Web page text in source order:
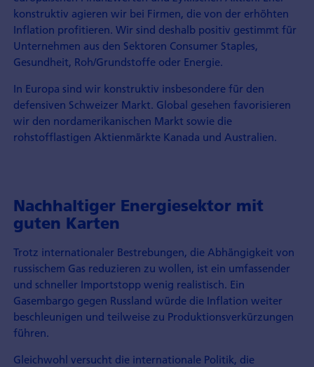
konstruktiv agieren wir bei Firmen, die von der erhöhten
Inflation profitieren. Wir sind deshalb positiv gestimmt für
Unternehmen aus den Sektoren Consumer Staples,
Gesundheit, Roh/Grundstoffe oder Energie.
In Europa sind wir konstruktiv insbesondere für den
defensiven Schweizer Markt. Global gesehen favorisieren
wir den nordamerikanischen Markt sowie die
rohstofflastigen Aktienmärkte Kanada und Australien.
Nachhaltiger Energiesektor mit
guten Karten
Trotz internationaler Bestrebungen, die Abhängigkeit von
russischem Gas reduzieren zu wollen, ist ein umfassender
und schneller Importstopp wenig realistisch. Ein
Gasembargo gegen Russland würde die Inflation weiter
beschleunigen und teilweise zu Produktionsverkürzungen
führen.
Gleichwohl versucht die internationale Politik, die